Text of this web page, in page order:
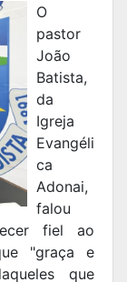
O
pastor
João
Batista,
da
Igreja
Evangéli
ca
Adonai,
falou
fiel ao
"graça e
que